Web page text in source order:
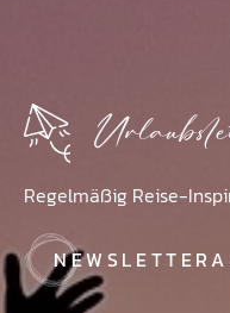
Regelmäßig Reise-